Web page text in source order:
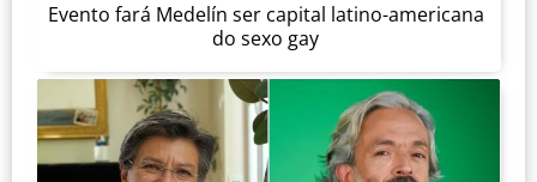
Evento fará Medelín ser capital latino-americana
do sexo gay